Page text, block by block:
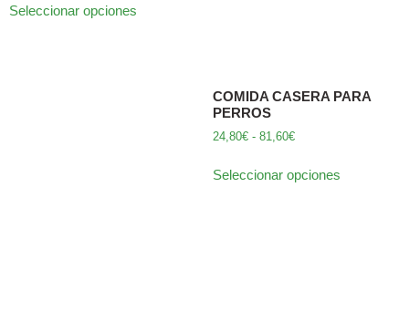
Seleccionar opciones
COMIDA CASERA PARA
PERROS
24,80€ - 81,60€
Seleccionar opciones